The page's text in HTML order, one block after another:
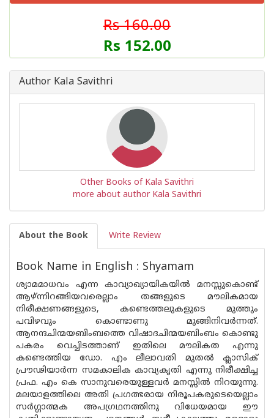
Rs 160.00
Rs 152.00
Author Kala Savithri
Other Books of Kala Savithri
more about author Kala Savithri
About the Book Write Review
Book Name in English : Shyamam
ശ്യാമമാധവം എന്ന കാവ്യാഖ്യായികയിൽ മനസ്സുകൊണ്ട്
ആഴ്ന്നിറങ്ങിയവരെല്ലാം തങ്ങളുടെ മൗലികമായ
നിരീക്ഷണങ്ങളുടെ, കണ്ടെത്തലുകളുടെ മുത്തും
പവിഴവും കൊണ്ടാണു മുങ്ങിനിവർന്നത്.
ആനന്ദചിന്മയബിംബത്തെ വിഷാദചിന്മയബിംബം കൊണ്ടു
പകരം വെച്ചിടത്താണ് ഇതിലെ മൗലികത എന്നു
കണ്ടെത്തിയ ഡോ. എം ലീലാവതി മുതൽ ക്ലാസിക്
പ്രൗഢിയാർന്ന സമകാലിക കാവ്യകൃതി എന്നു നിരീക്ഷിച്ച
പ്രഫ. എം കെ സാനുവരെയുള്ളവർ മനസ്സിൽ നിറയുന്നു.
മലയാളത്തിലെ അതി പ്രഗത്ഭരായ നിരൂപകരുടെയെല്ലാം
സർഗ്ഗാത്മക അപഗ്രഥനത്തിനു വിധേയമായ ഈ